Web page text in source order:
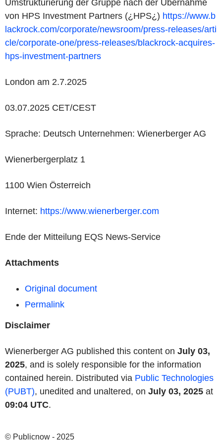
Umstrukturierung der Gruppe nach der Übernahme
von HPS Investment Partners (¿HPS¿) https://www.b
lackrock.com/corporate/newsroom/press-releases/arti
cle/corporate-one/press-releases/blackrock-acquires-
hps-investment-partners
London am 2.7.2025
03.07.2025 CET/CEST
Sprache: Deutsch Unternehmen: Wienerberger AG
Wienerbergerplatz 1
1100 Wien Österreich
Internet: https://www.wienerberger.com
Ende der Mitteilung EQS News-Service
Attachments
Original document
Permalink
Disclaimer
Wienerberger AG published this content on July 03,
2025, and is solely responsible for the information
contained herein. Distributed via Public Technologies
(PUBT), unedited and unaltered, on July 03, 2025 at
09:04 UTC.
© Publicnow - 2025